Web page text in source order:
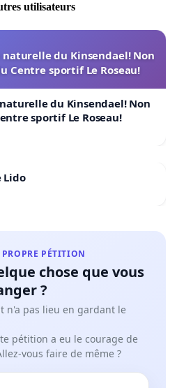
utilisateurs
du Kinsendael! Non
Centre sportif Le Roseau!
du Kinsendael! Non
sportif Le Roseau!
Lido
PÉTITION
chose que vous
?
n'a pas lieu en gardant le
pétition a eu le courage de
vous faire de même ?